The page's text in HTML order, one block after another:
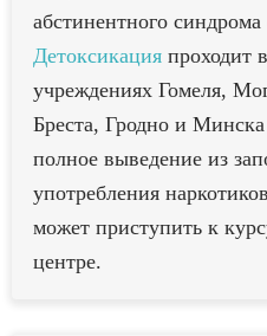
абстинентного
Детоксикация проходит
учреждениях Гомеля,
Бреста, Гродно и
полное выведение из
употребления
может приступить к
центре.